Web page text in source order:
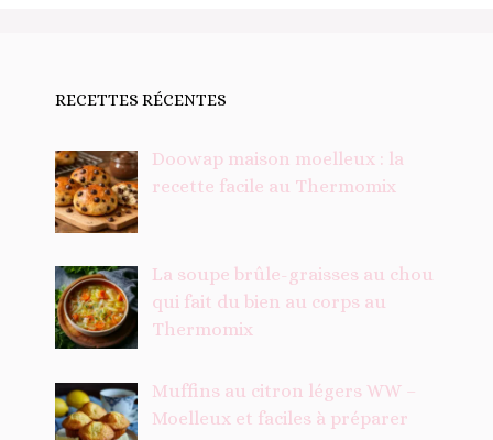
RECETTES RÉCENTES
Doowap maison moelleux : la
recette facile au Thermomix
La soupe brûle-graisses au chou
qui fait du bien au corps au
Thermomix
Muffins au citron légers WW –
Moelleux et faciles à préparer